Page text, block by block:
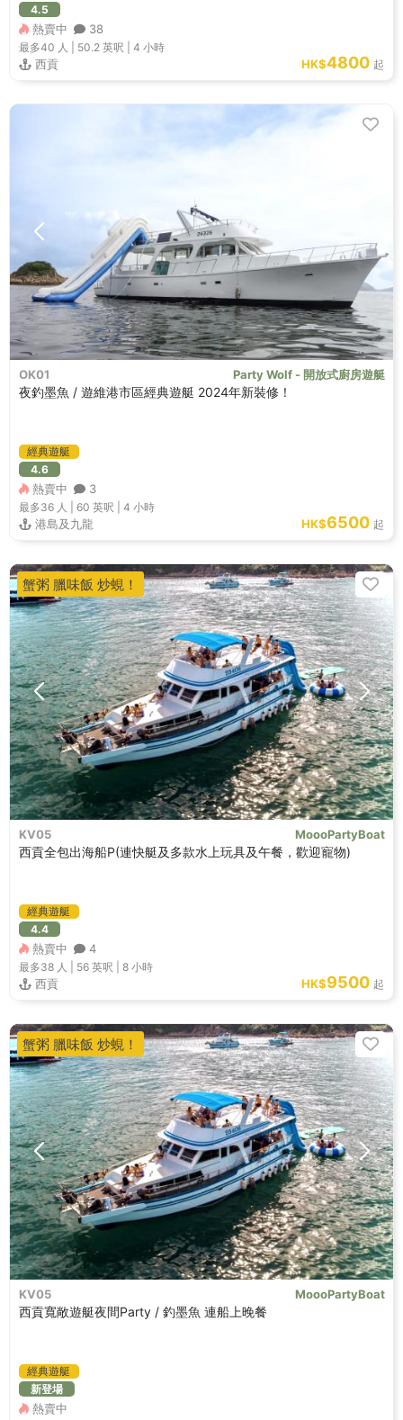
4.5
熱賣中 38
最多40 人 | 50.2 英呎 4 小時
西貢 HK$4800 起
OK01 Party Wolf - 開放式廚房遊艇
夜釣墨魚 / 遊維港市區經典遊艇 2024年新裝修！
經典遊艇
4.6
熱賣中 3
最多36人 | 60 英呎 4 小時
港島及九龍 HK$6500 起
KV05 MoooPartyBoat
西貢全包出海船P(連快艇及多款水上玩具及午餐，歡迎寵物)
經典遊艇
4.4
熱賣中 4
最多38人 | 56 英呎 8 小時
西貢 HK$9500 起
蟹粥 臘味飯 炒蜆！
KV05 MoooPartyBoat
西貢寬敞遊艇夜間Party / 釣墨魚 連船上晚餐
經典遊艇
新登場
熱賣中
蟹粥 臘味飯 炒蜆！